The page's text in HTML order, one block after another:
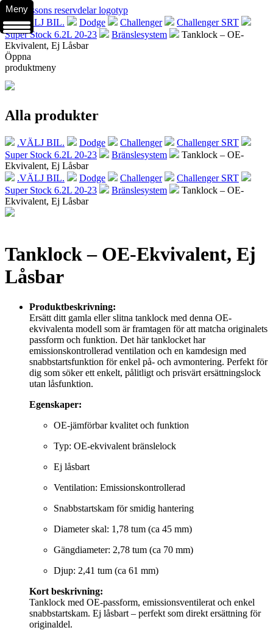
.VÄLJ BIL. Dodge Challenger
Challenger SRT
Super Stock 6.2L 20-23
Bränslesystem
Tanklock – OE-
Ekvivalent, Ej Låsbar
Öppna
produktmeny
Alla produkter
.VÄLJ BIL. Dodge Challenger
Challenger SRT
Super Stock 6.2L 20-23
Bränslesystem
Tanklock – OE-
Ekvivalent, Ej Låsbar
.VÄLJ BIL.
Dodge Challenger
Challenger SRT
Super Stock 6.2L 20-23
Bränslesystem
Tanklock – OE-
Ekvivalent, Ej Låsbar
Tanklock – OE-Ekvivalent, Ej
Låsbar
Produktbeskrivning:
Ersätt ditt gamla eller slitna tanklock med denna OE-
ekvivalenta modell som är framtagen för att matcha originalets
passform och funktion. Det här tanklocket har
emissionskontrollerad ventilation och en kamdesign med
snabbstartsfunktion för enkel på- och avmontering. Perfekt för
dig som söker ett enkelt, pålitligt och prisvärt ersättningslock
utan låsfunktion.
Egenskaper:
OE-jämförbar kvalitet och funktion
Typ: OE-ekvivalent bränslelock
Ej låsbart
Ventilation: Emissionskontrollerad
Snabbstartskam för smidig hantering
Diameter skal: 1,78 tum (ca 45 mm)
Gängdiameter: 2,78 tum (ca 70 mm)
Djup: 2,41 tum (ca 61 mm)
Kort beskrivning:
Tanklock med OE-passform, emissionsventilerat och enkel
snabbstartskam. Ej låsbart – perfekt som direkt ersättning för
originaldel.
Meny